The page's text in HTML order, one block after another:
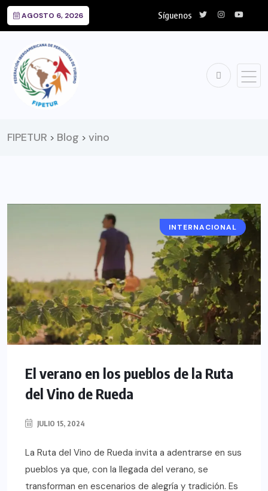
AGOSTO 6, 2026 Síguenos
FIPETUR > Blog > vino
INTERNACIONAL
El verano en los pueblos de la Ruta
del Vino de Rueda
JULIO 15, 2024
La Ruta del Vino de Rueda invita a adentrarse en sus
pueblos ya que, con la llegada del verano, se
transforman en escenarios de alegría y tradición. Es